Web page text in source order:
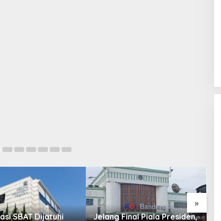
»
SBAT Dijatuhi
Jelang Final Piala Presiden,